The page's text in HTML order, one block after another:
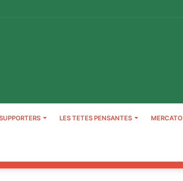
LES TETES PENSANTES MERCATO